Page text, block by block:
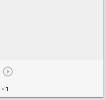
• 1